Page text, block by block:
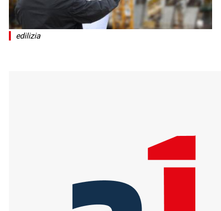
edilizia